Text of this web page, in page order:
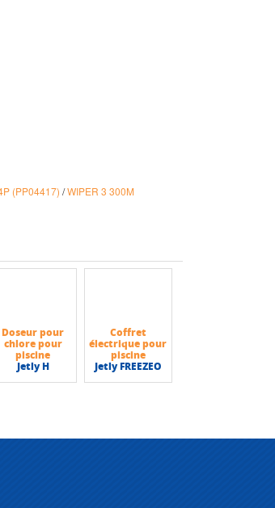
(PP04417) /WIPER 3 300M
Doseur pour
chlore pour
piscine
Jetly H
Coffret
électrique pour
piscine
Jetly FREEZEO